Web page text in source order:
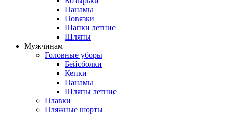
Панамы
Повязки
Шапки летние
Шляпы
Мужчинам
Головные уборы
Бейсболки
Кепки
Панамы
Шляпы летние
Плавки
Пляжные шорты